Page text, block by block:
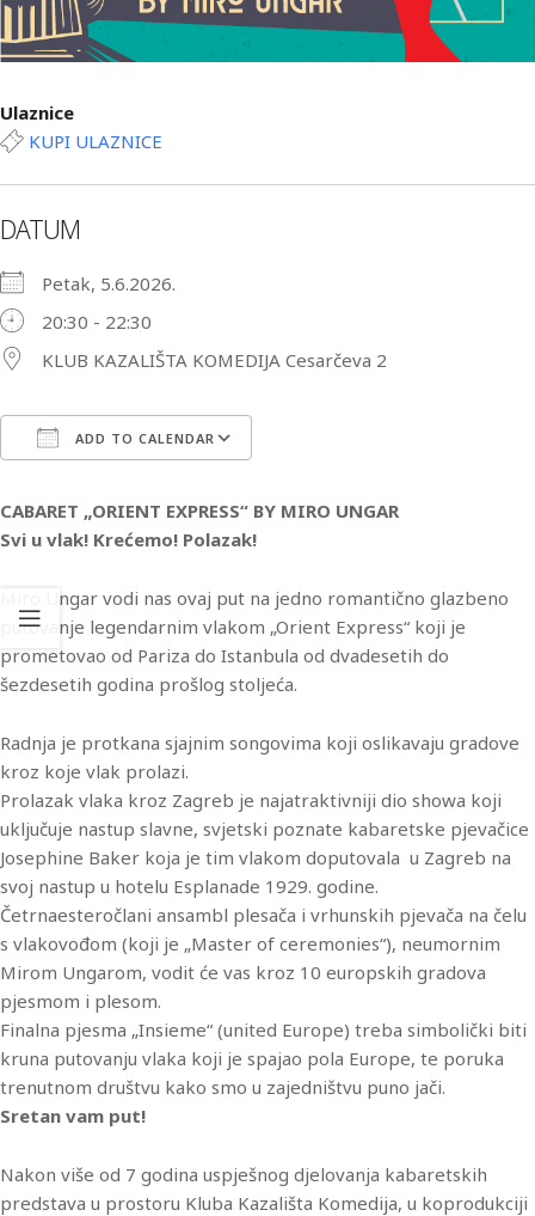
Ulaznice
KUPI ULAZNICE
DATUM
Petak, 5.6.2026.
20:30 - 22:30
KLUB KAZALIŠTA KOMEDIJA Cesarčeva 2
ADD TO CALENDAR
CABARET „ORIENT EXPRESS“ BY MIRO UNGAR
Svi u vlak! Krećemo! Polazak!
Miro Ungar vodi nas ovaj put na jedno romantično glazbeno
putovanje legendarnim vlakom „Orient Express“ koji je
prometovao od Pariza do Istanbula od dvadesetih do
šezdesetih godina prošlog stoljeća.
Radnja je protkana sjajnim songovima koji oslikavaju gradove
kroz koje vlak prolazi.
Prolazak vlaka kroz Zagreb je najatraktivniji dio showa koji
uključuje nastup slavne, svjetski poznate kabaretske pjevačice
Josephine Baker koja je tim vlakom doputovala u Zagreb na
svoj nastup u hotelu Esplanade 1929. godine.
Četrnaesteročlani ansambl plesača i vrhunskih pjevača na čelu
s vlakovođom (koji je „Master of ceremonies“), neumornim
Mirom Ungarom, vodit će vas kroz 10 europskih gradova
pjesmom i plesom.
Finalna pjesma „Insieme“ (united Europe) treba simbolički biti
kruna putovanju vlaka koji je spajao pola Europe, te poruka
trenutnom društvu kako smo u zajedništvu puno jači.
Sretan vam put!
Nakon više od 7 godina uspješnog djelovanja kabaretskih
predstava u prostoru Kluba Kazališta Komedija, u koprodukciji